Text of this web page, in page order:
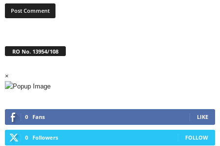
RO No. 13954/108
×
0 Fans LIKE
0 Followers FOLLOW